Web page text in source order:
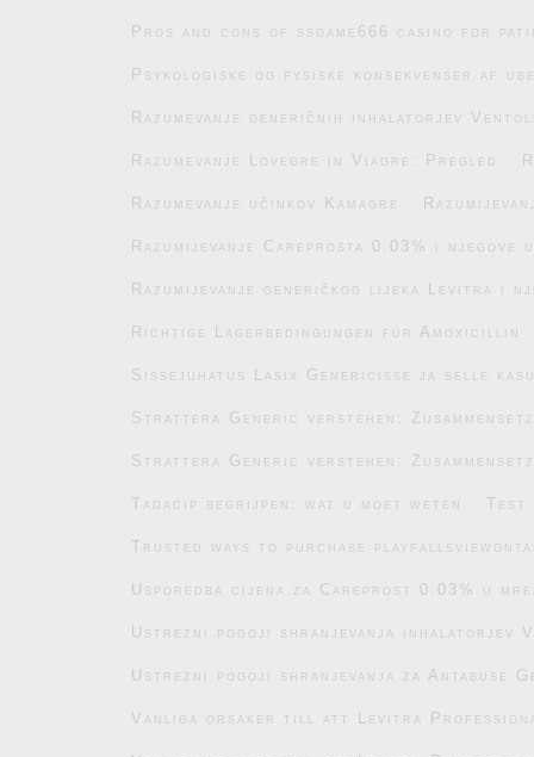
Pros and cons of ssgame666 casino for
Psykologiske og fysiske konsekvenser af
Razumevanje generičnih inhalatorjev
Razumevanje Lovegre in Viagre: Pregled
Razumevanje učinkov Kamagre
Razumijevanje Careprosta 0.03% i njegove
Razumijevanje generičkog lijeka Levitra i
Richtige Lagerbedingungen für Amoxicillin
Sissejuhatus Lasix Genericisse ja selle
Strattera Generic verstehen:
Strattera Generic verstehen:
Tadacip begrijpen: wat u moet weten Test
Trusted ways to purchase
Usporedba cijena za Careprost 0.03% u
Ustrezni pogoji shranjevanja inhalatorjev
Ustrezni pogoji shranjevanja za Antabuse
Vanliga orsaker till att Levitra